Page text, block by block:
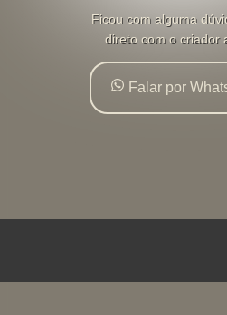
Ficou com alguma
direto com o criador
Falar por